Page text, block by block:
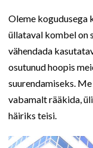
Oleme kogudusega
üllataval kombel on
vähendada
osutunud hoopis
suurendamiseks.
vabamalt rääkida,
häiriks teisi.